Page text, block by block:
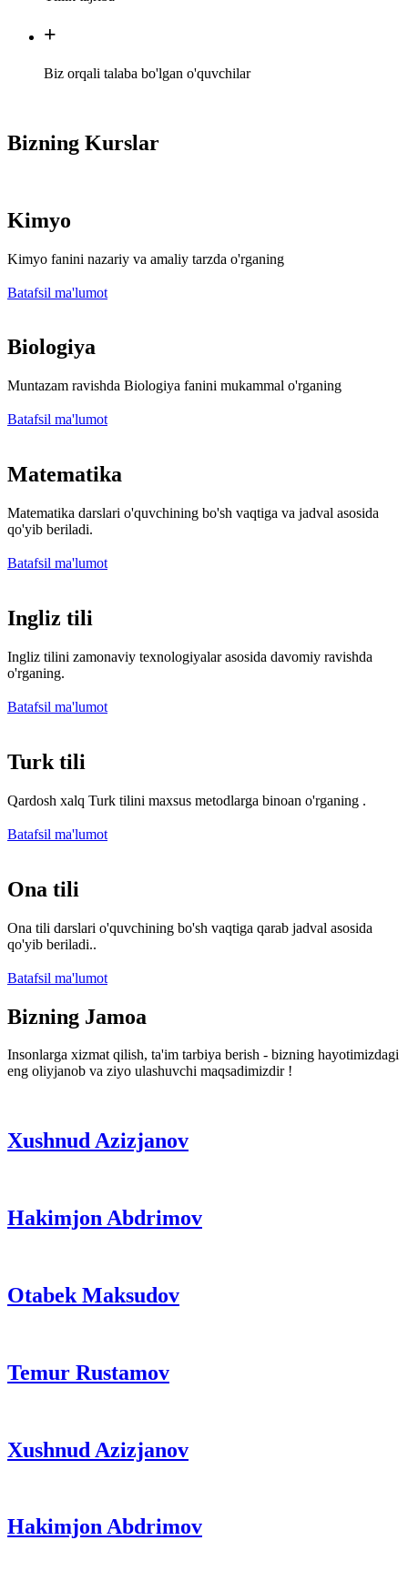
+
Biz orqali talaba bo'lgan o'quvchilar
Bizning Kurslar
Kimyo
Kimyo fanini nazariy va amaliy tarzda o'rganing
Batafsil ma'lumot
Biologiya
Muntazam ravishda Biologiya fanini mukammal o'rganing
Batafsil ma'lumot
Matematika
Matematika darslari o'quvchining bo'sh vaqtiga va jadval asosida
qo'yib beriladi.
Batafsil ma'lumot
Ingliz tili
Ingliz tilini zamonaviy texnologiyalar asosida davomiy ravishda
o'rganing.
Batafsil ma'lumot
Turk tili
Qardosh xalq Turk tilini maxsus metodlarga binoan o'rganing .
Batafsil ma'lumot
Ona tili
Ona tili darslari o'quvchining bo'sh vaqtiga qarab jadval asosida
qo'yib beriladi..
Batafsil ma'lumot
Bizning Jamoa
Insonlarga xizmat qilish, ta'im tarbiya berish - bizning hayotimizdagi
eng oliyjanob va ziyo ulashuvchi maqsadimizdir !
Xushnud Azizjanov
Hakimjon Abdrimov
Otabek Maksudov
Temur Rustamov
Xushnud Azizjanov
Hakimjon Abdrimov